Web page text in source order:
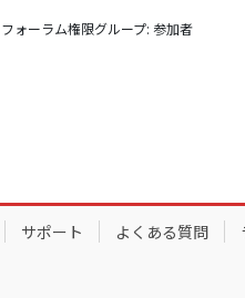
フォーラム権限グループ: 参加者
サポート よくある質問